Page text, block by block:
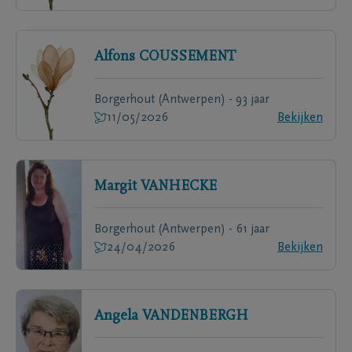
Alfons COUSSEMENT
Borgerhout (Antwerpen) - 93 jaar
11/05/2026
Bekijken
Margit VANHECKE
Borgerhout (Antwerpen) - 61 jaar
24/04/2026
Bekijken
Angela VANDENBERGH